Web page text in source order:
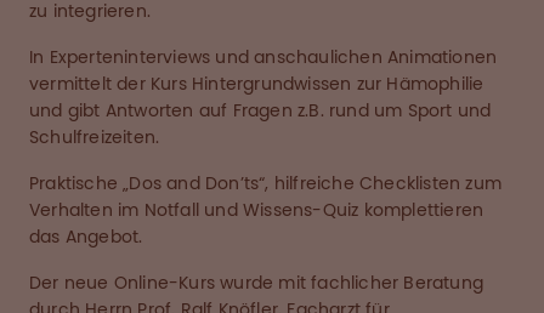
zu integrieren.
In Experteninterviews und anschaulichen Animationen
vermittelt der Kurs Hintergrundwissen zur Hämophilie
und gibt Antworten auf Fragen z.B. rund um Sport und
Schulfreizeiten.
Praktische „Dos and Don’ts“, hilfreiche Checklisten zum
Verhalten im Notfall und Wissens-Quiz komplettieren
das Angebot.
Der neue Online-Kurs wurde mit fachlicher Beratung